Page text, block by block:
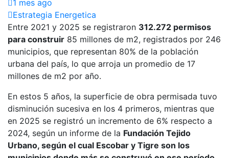
1 mes ago
Estrategia Energetica
Entre 2021 y 2025 se registraron 312.272 permisos
para construir 85 millones de m2, registrados por 246
municipios, que representan 80% de la población
urbana del país, lo que arroja un promedio de 17
millones de m2 por año.
En estos 5 años, la superficie de obra permisada tuvo
disminución sucesiva en los 4 primeros, mientras que
en 2025 se registró un incremento de 6% respecto a
2024, según un informe de la Fundación Tejido
Urbano, según el cual Escobar y Tigre son los